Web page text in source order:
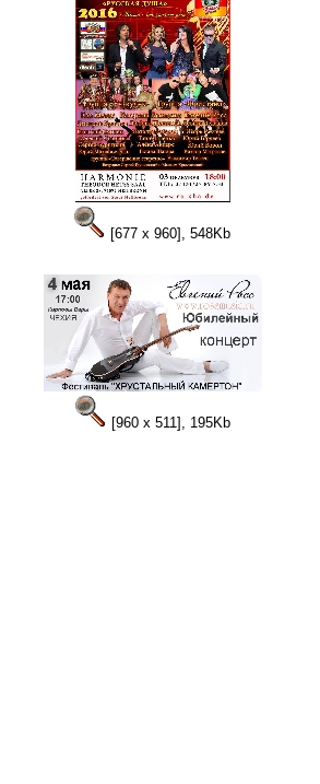
[677 x 960], 548Kb
[960 x 511], 195Kb